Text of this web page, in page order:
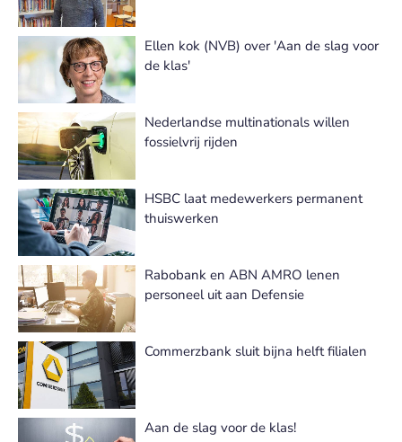
Ellen kok (NVB) over 'Aan de slag voor
de klas'
Nederlandse multinationals willen
fossielvrij rijden
HSBC laat medewerkers permanent
thuiswerken
Rabobank en ABN AMRO lenen
personeel uit aan Defensie
Commerzbank sluit bijna helft filialen
Aan de slag voor de klas!